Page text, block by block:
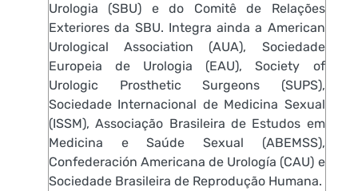
Urologia (SBU) e do Comitê de Relações
Exteriores da SBU. Integra ainda a American
Urological Association (AUA), Sociedade
Europeia de Urologia (EAU), Society of
Urologic Prosthetic Surgeons (SUPS),
Sociedade Internacional de Medicina Sexual
(ISSM), Associação Brasileira de Estudos em
Medicina e Saúde Sexual (ABEMSS),
Confederación Americana de Urología (CAU) e
Sociedade Brasileira de Reprodução Humana.